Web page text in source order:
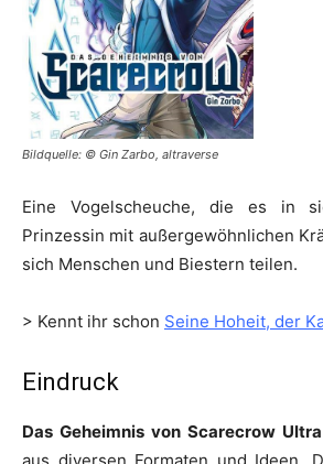
Bildquelle: © Gin Zarbo, altraverse
Eine Vogelscheuche, die es in
Prinzessin mit außergewöhnlichen
sich Menschen und Biestern teilen.
> Kennt ihr schon Seine Hoheit, der
Eindruck
Das Geheimnis von Scarecrow Ultra